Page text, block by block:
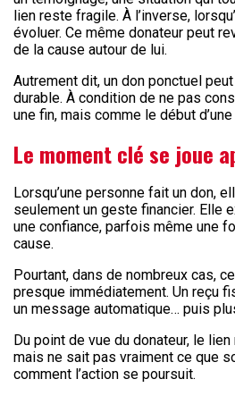
lien reste fragile. À l’inverse,
évoluer. Ce même donateur peut
de la cause autour de lui.
Autrement dit, un don ponctuel
durable. À condition de ne pas
une fin, mais comme le début
Le moment clé se joue
Lorsqu’une personne fait un don,
seulement un geste financier. Elle
une confiance, parfois même une
cause.
Pourtant, dans de nombreux cas,
presque immédiatement. Un reçu
un message automatique… puis
Du point de vue du donateur, le
mais ne sait pas vraiment ce que
comment l’action se poursuit.